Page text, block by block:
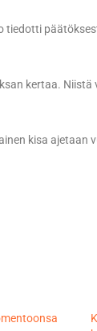
tiedotti
kertaa. Niistä
kisa ajetaan